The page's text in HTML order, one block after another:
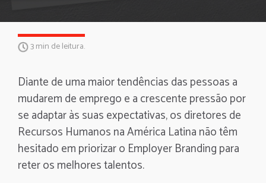
3 min de leitura.
Diante de uma maior tendências das pessoas a
mudarem de emprego e a crescente pressão por
se adaptar às suas expectativas, os diretores de
Recursos Humanos na América Latina não têm
hesitado em priorizar o Employer Branding para
reter os melhores talentos.